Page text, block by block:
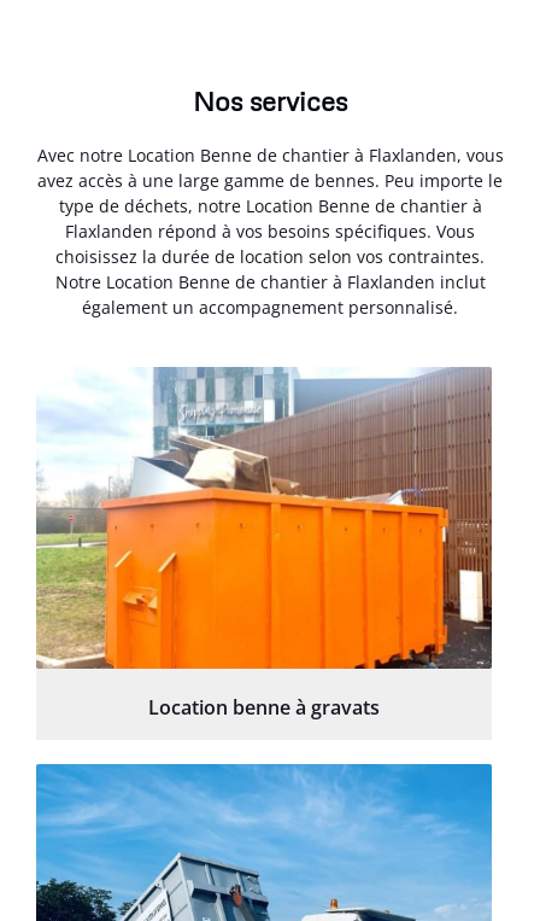
Nos services
Avec notre Location Benne de chantier à Flaxlanden, vous
avez accès à une large gamme de bennes. Peu importe le
type de déchets, notre Location Benne de chantier à
Flaxlanden répond à vos besoins spécifiques. Vous
choisissez la durée de location selon vos contraintes.
Notre Location Benne de chantier à Flaxlanden inclut
également un accompagnement personnalisé.
Location benne à gravats